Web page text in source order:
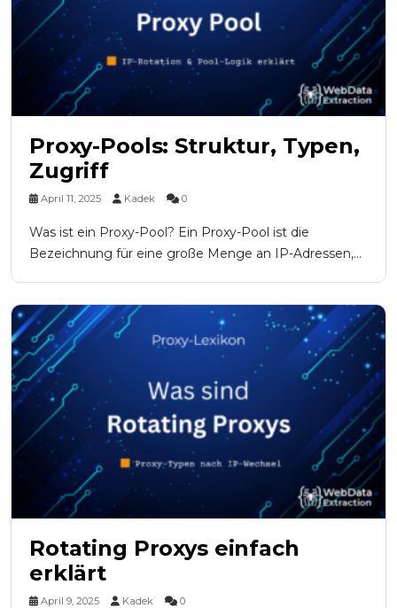
Proxy-Pools: Struktur, Typen,
Zugriff
April 11, 2025 Kadek 0
Was ist ein Proxy-Pool? Ein Proxy-Pool ist die
Bezeichnung für eine große Menge an IP-Adressen,...
Rotating Proxys einfach
erklärt
April 9, 2025 Kadek 0